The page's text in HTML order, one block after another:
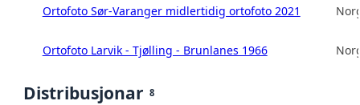
Ortofoto Sør-Varanger midlertidig ortofoto 2021
Ortofoto Larvik - Tjølling - Brunlanes 1966
Distribusjonar 8